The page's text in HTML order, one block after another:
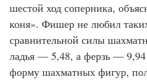
шестой ход соперника,
коня». Фишер не любил
сравнительной силы
ладья — 5,48, а ферзь — 9,94
форму шахматных фигур,